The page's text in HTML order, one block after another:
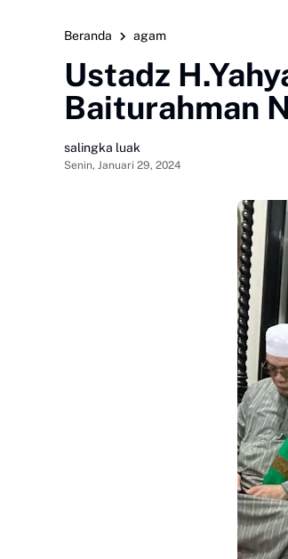
Beranda agam
Ustadz
Baiturahman
salingka luak
Senin, Januari 29, 2024